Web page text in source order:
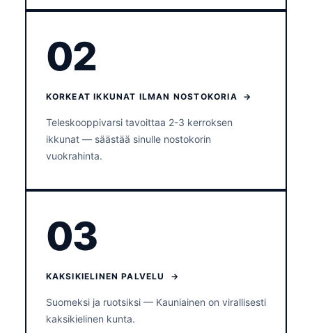
02
KORKEAT IKKUNAT ILMAN NOSTOKORIA →
Teleskooppivarsi tavoittaa 2-3 kerroksen
ikkunat — säästää sinulle nostokorin
vuokrahinta.
03
KAKSIKIELINEN PALVELU →
Suomeksi ja ruotsiksi — Kauniainen on virallisesti
kaksikielinen kunta.